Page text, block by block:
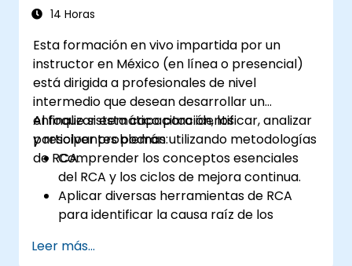
del ACR.
interna para mejorar la gestión de
riesgos.
14 Horas
Esta formación en vivo impartida por un
instructor en México (en línea o presencial)
está dirigida a profesionales de nivel
intermedio que desean desarrollar un
enfoque sistemático para identificar, analizar
y resolver problemas utilizando metodologías
de RCA.
Al finalizar esta capacitación, los
participantes podrán:
Comprender los conceptos esenciales
del RCA y los ciclos de mejora continua.
Aplicar diversas herramientas de RCA
para identificar la causa raíz de los
Desarrollar e implementar estrategias
Leer más...